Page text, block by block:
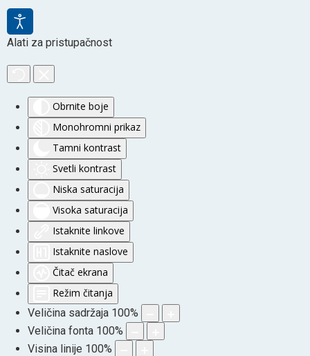
Alati za pristupačnost
Obrnite boje
Monohromni prikaz
Tamni kontrast
Svetli kontrast
Niska saturacija
Visoka saturacija
Istaknite linkove
Istaknite naslove
Čitač ekrana
Režim čitanja
Veličina sadržaja 100%
Veličina fonta 100%
Visina linije 100%